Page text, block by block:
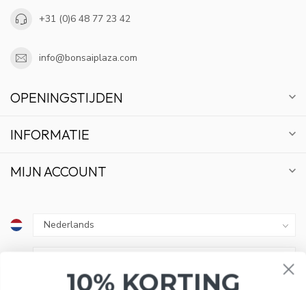
+31 (0)6 48 77 23 42
info@bonsaiplaza.com
OPENINGSTIJDEN
INFORMATIE
MIJN ACCOUNT
10% KORTING
DE HOOGTE VAN ACTIES EN NIEUWS.